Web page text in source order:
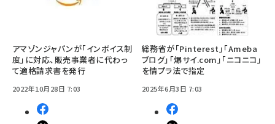
アマゾンジャパンが「インボイス制
度」に対応、販売事業者に代わっ
て適格請求書を発行
2022年10月28日 7:03
総務省が「Pinterest」「Ameba
ブログ」「爆サイ.com」「ニコニコ」
を情プラ法で指定
2025年6月3日 7:03